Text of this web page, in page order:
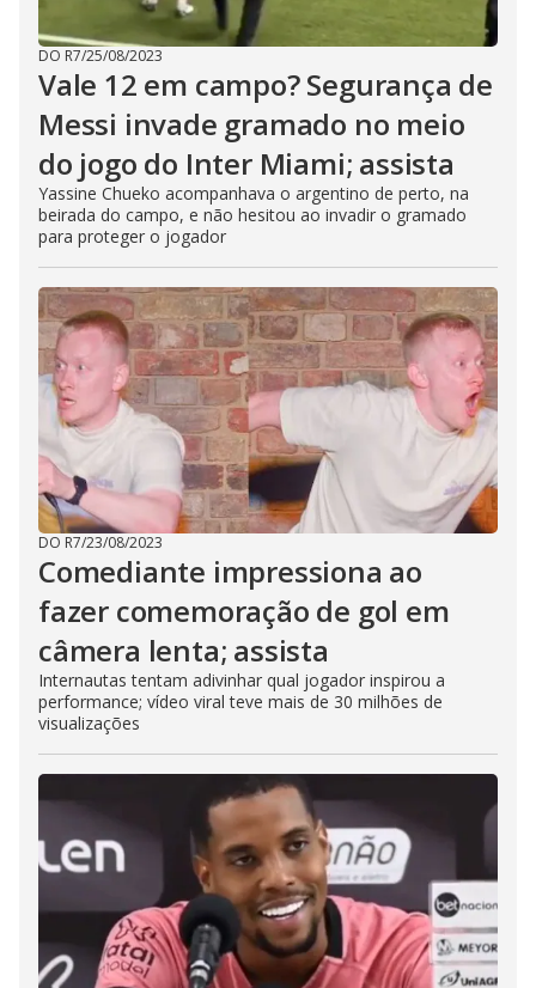
DO R7/25/08/2023
Vale 12 em campo? Segurança de
Messi invade gramado no meio
do jogo do Inter Miami; assista
Yassine Chueko acompanhava o argentino de perto, na
beirada do campo, e não hesitou ao invadir o gramado
para proteger o jogador
DO R7/23/08/2023
Comediante impressiona ao
fazer comemoração de gol em
câmera lenta; assista
Internautas tentam adivinhar qual jogador inspirou a
performance; vídeo viral teve mais de 30 milhões de
visualizações